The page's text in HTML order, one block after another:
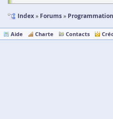
Index Forums
Aide Charte Contacts